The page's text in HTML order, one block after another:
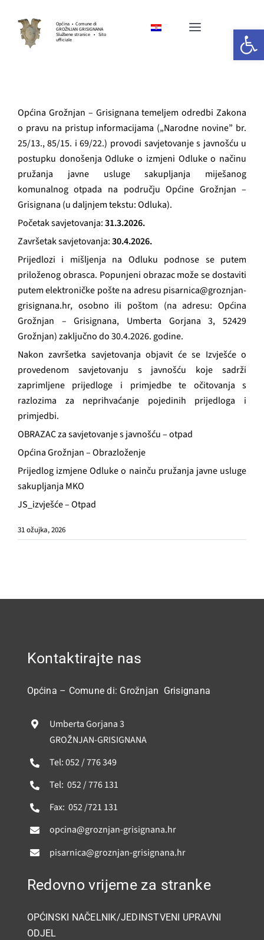
content
Općina • Comune di
GROŽNJAN GRISIGNANA
Službene stranice • Sito
ufficiale
Toggle
Navigation
OPĆINSKA UPRAVA
GOSPODARSTVO
KULTURA I UMJETNOST
SPORT I UDRUGE
GRAĐANI
POVIJEST
MJESTA
KONTAKT
Općina Grožnjan – Grisignana temeljem odredbi Zakona
o pravu na pristup informacijama („Narodne novine” br.
25/13., 85/15. i 69/22.) provodi savjetovanje s javnošću u
postupku donošenja Odluke o izmjeni Odluke o načinu
pružanja javne usluge sakupljanja miješanog
komunalnog otpada na području Općine Grožnjan –
Grisignana (u daljnjem tekstu: Odluka).
Početak savjetovanja:31.3.2026.
Završetak savjetovanja:30.4.2026.
Prijedlozi i mišljenja na Odluku podnose se putem
priloženog obrasca. Popunjeni obrazac može se dostaviti
putem elektroničke pošte na adresu pisarnica@groznjan-
grisignana.hr, osobno ili poštom (na adresu: Općina
Grožnjan – Grisignana, Umberta Gorjana 3, 52429
Grožnjan) zaključno do 30.4.2026. godine.
Nakon završetka savjetovanja objavit će se Izvješće o
provedenom savjetovanju s javnošću koje sadrži
zaprimljene prijedloge i primjedbe te očitovanja s
razlozima za neprihvaćanje pojedinih prijedloga i
primjedbi.
OBRAZAC za savjetovanje s javnošću – otpad
Općina Grožnjan – Obrazloženje
Prijedlog izmjene Odluke o nainču pružanja javne usluge
sakupljanja MKO
JS_izvješće – Otpad
31 ožujka, 2026
Kontaktirajte nas
Općina – Comune di: Grožnjan Grisignana
Umberta Gorjana 3
GROŽNJAN-GRISIGNANA
Tel: 052 / 776 349
Tel: 052 / 776 131
Fax: 052 /721 131
opcina@groznjan-grisignana.hr
pisarnica@groznjan-grisignana.hr
Redovno vrijeme za stranke
OPĆINSKI NAČELNIK/JEDINSTVENI UPRAVNI
ODJEL